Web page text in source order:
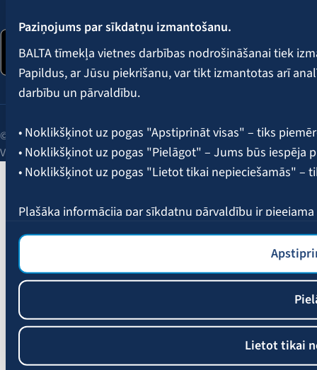
Paziņojums par sīkdatņu izmantošanu.
BALTA tīmekļa vietnes darbības nodrošināšanai tiek
Papildus, ar Jūsu piekrišanu, var tikt izmantotas arī
darbību un pārvaldību.
• Noklikšķinot uz pogas "Apstiprināt visas" – tiks
• Noklikšķinot uz pogas "Pielāgot" – Jums būs iespēja
• Noklikšķinot uz pogas "Lietot tikai nepieciešamās" –
Plašāka informācija par sīkdatņu pārvaldību ir pieejama
Lietot tikai
© 2026 AAS BALTA | Skanstes iela 25, Rīga, LV-1013, Latvija.
Vienotais reģ. Nr. 40003049409.